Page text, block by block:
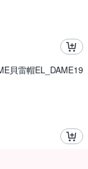
貝雷帽EL_DAME19